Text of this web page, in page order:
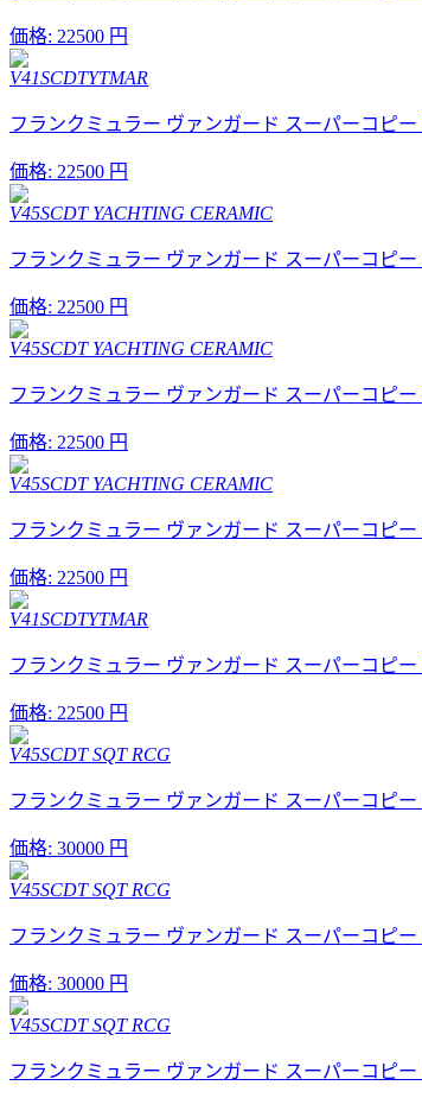
価格: 22500 円
V41SCDTYTMAR
フランクミュラー ヴァンガード スーパーコピ
価格: 22500 円
V45SCDT YACHTING CERAMIC
フランクミュラー ヴァンガード スーパーコピ
価格: 22500 円
V45SCDT YACHTING CERAMIC
フランクミュラー ヴァンガード スーパーコピ
価格: 22500 円
V45SCDT YACHTING CERAMIC
フランクミュラー ヴァンガード スーパーコピ
価格: 22500 円
V41SCDTYTMAR
フランクミュラー ヴァンガード スーパーコピ
価格: 22500 円
V45SCDT SQT RCG
フランクミュラー ヴァンガード スーパーコピー
価格: 30000 円
V45SCDT SQT RCG
フランクミュラー ヴァンガード スーパーコピー
価格: 30000 円
V45SCDT SQT RCG
フランクミュラー ヴァンガード スーパーコピー